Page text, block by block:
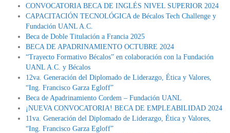
CONVOCATORIA BECA DE INGLÉS NIVEL SUPERIOR 2024
CAPACITACIÓN TECNOLÓGICA de Bécalos Tech Challenge y
Fundación UANL A.C.
Beca de Doble Titulación a Francia 2025
BECA DE APADRINAMIENTO OCTUBRE 2024
“Trayecto Formativo Bécalos” en colaboración con la Fundación
UANL A.C. y Bécalos
12va. Generación del Diplomado de Liderazgo, Ética y Valores,
“Ing. Francisco Garza Egloff”
Beca de Apadrinamiento Cordem – Fundación UANL
¡NUEVA CONVOCATORIA! BECA DE EMPLEABILIDAD 2024
11va. Generación del Diplomado de Liderazgo, Ética y Valores,
“Ing. Francisco Garza Egloff”